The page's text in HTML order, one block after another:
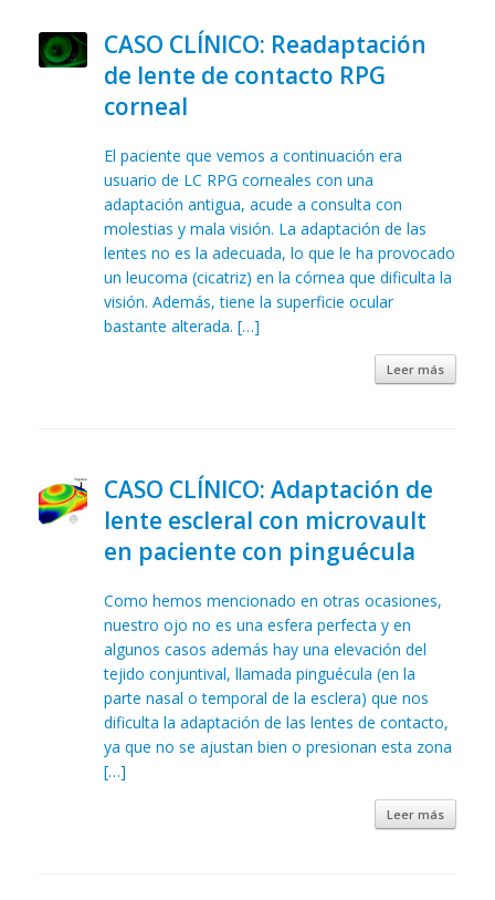
CASO CLÍNICO: Readaptación
de lente de contacto RPG
corneal
El paciente que vemos a continuación era
usuario de LC RPG corneales con una
adaptación antigua, acude a consulta con
molestias y mala visión. La adaptación de las
lentes no es la adecuada, lo que le ha provocado
un leucoma (cicatriz) en la córnea que dificulta la
visión. Además, tiene la superficie ocular
bastante alterada. […]
Leer más
CASO CLÍNICO: Adaptación de
lente escleral con microvault
en paciente con pinguécula
Como hemos mencionado en otras ocasiones,
nuestro ojo no es una esfera perfecta y en
algunos casos además hay una elevación del
tejido conjuntival, llamada pinguécula (en la
parte nasal o temporal de la esclera) que nos
dificulta la adaptación de las lentes de contacto,
ya que no se ajustan bien o presionan esta zona
[…]
Leer más